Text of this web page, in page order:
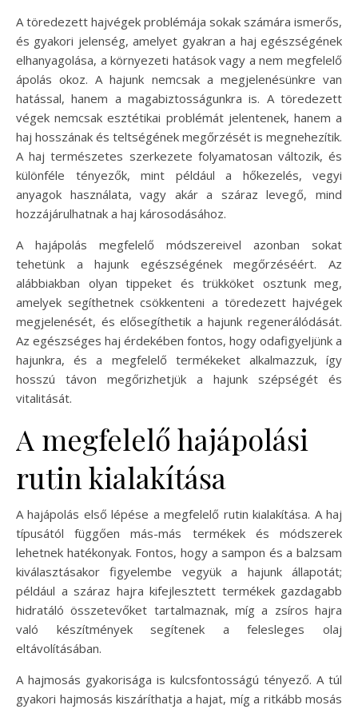
A töredezett hajvégek problémája sokak számára ismerős,
és gyakori jelenség, amelyet gyakran a haj egészségének
elhanyagolása, a környezeti hatások vagy a nem megfelelő
ápolás okoz. A hajunk nemcsak a megjelenésünkre van
hatással, hanem a magabiztosságunkra is. A töredezett
végek nemcsak esztétikai problémát jelentenek, hanem a
haj hosszának és teltségének megőrzését is megnehezítik.
A haj természetes szerkezete folyamatosan változik, és
különféle tényezők, mint például a hőkezelés, vegyi
anyagok használata, vagy akár a száraz levegő, mind
hozzájárulhatnak a haj károsodásához.
A hajápolás megfelelő módszereivel azonban sokat
tehetünk a hajunk egészségének megőrzéséért. Az
alábbiakban olyan tippeket és trükköket osztunk meg,
amelyek segíthetnek csökkenteni a töredezett hajvégek
megjelenését, és elősegíthetik a hajunk regenerálódását.
Az egészséges haj érdekében fontos, hogy odafigyeljünk a
hajunkra, és a megfelelő termékeket alkalmazzuk, így
hosszú távon megőrizhetjük a hajunk szépségét és
vitalitását.
A megfelelő hajápolási
rutin kialakítása
A hajápolás első lépése a megfelelő rutin kialakítása. A haj
típusától függően más-más termékek és módszerek
lehetnek hatékonyak. Fontos, hogy a sampon és a balzsam
kiválasztásakor figyelembe vegyük a hajunk állapotát;
például a száraz hajra kifejlesztett termékek gazdagabb
hidratáló összetevőket tartalmaznak, míg a zsíros hajra
való készítmények segítenek a felesleges olaj
eltávolításában.
A hajmosás gyakorisága is kulcsfontosságú tényező. A túl
gyakori hajmosás kiszáríthatja a hajat, míg a ritkább mosás